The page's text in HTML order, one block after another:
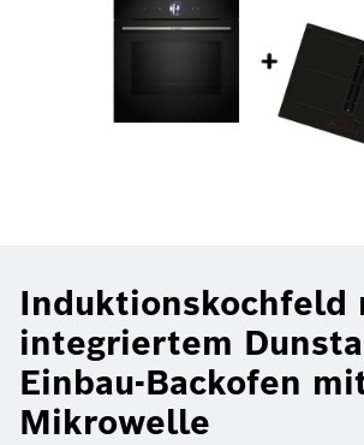
Induktionskochfeld
integriertem
Einbau-Backofen
Mikrowelle